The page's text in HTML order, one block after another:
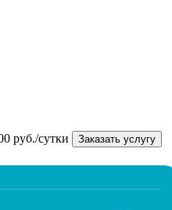
руб./сутки Заказать услугу